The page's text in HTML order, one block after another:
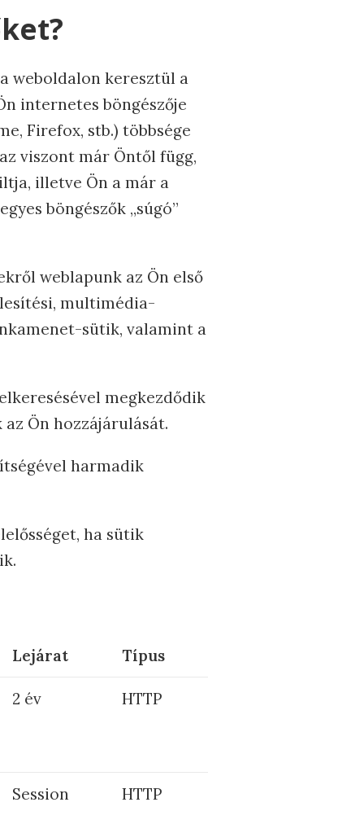
weboldalon keresztül a
internetes böngészője
Firefox, stb.) többsége
viszont már Öntől függ,
illetve Ön a már a
böngészők „súgó”
weblapunk az Ön első
multimédia-
sütik, valamint a
megkezdődik
Ön hozzájárulását.
harmadik
ha sütik
Lejárat Típus
2 év HTTP
Session HTTP